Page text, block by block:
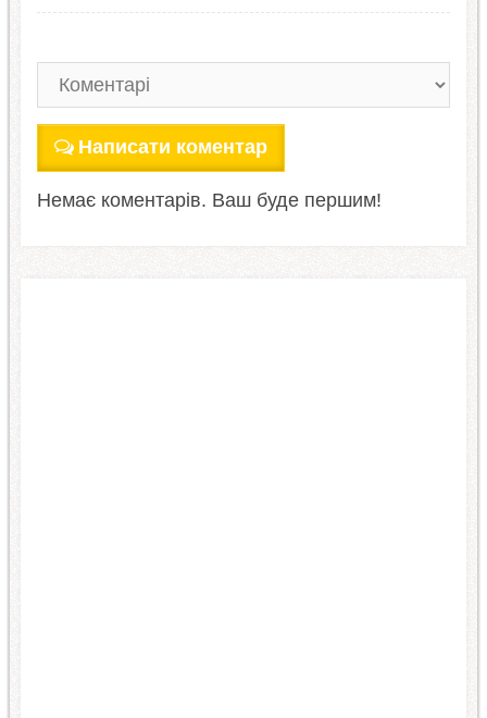
Написати коментар
Немає коментарів. Ваш буде першим!